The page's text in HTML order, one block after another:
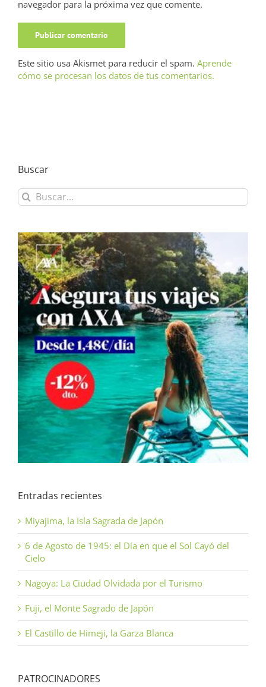
navegador para la próxima vez que comente.
Este sitio usa Akismet para reducir el spam. Aprende
cómo se procesan los datos de tus comentarios.
Buscar
Buscar:
Entradas recientes
Miyajima, la Isla Sagrada de Japón
6 de Agosto de 1945: el Día en que el Sol Cayó del
Cielo
Nagoya: La Ciudad Olvidada por el Turismo
Fuji, el Monte Sagrado de Japón
El Castillo de Himeji, la Garza Blanca
PATROCINADORES